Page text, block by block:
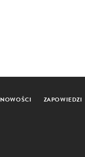
NOWOŚCI ZAPOWIEDZI